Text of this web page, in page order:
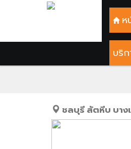
ห
บริ
เดลมาเร่ ค
ชลบุรี สัตหีบ บาง